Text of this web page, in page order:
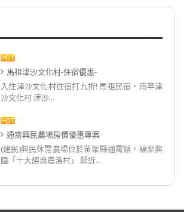
馬祖津沙文化村-住宿優惠-
入住津沙文化村住宿打九折! 馬祖民宿‧南竿津
沙文化村 津沙...
通霄興民農場房價優惠專案
(建民)興民休閒農場位於苗栗縣通霄鎮，福至興
臨「十大經典農漁村」 鄰近...